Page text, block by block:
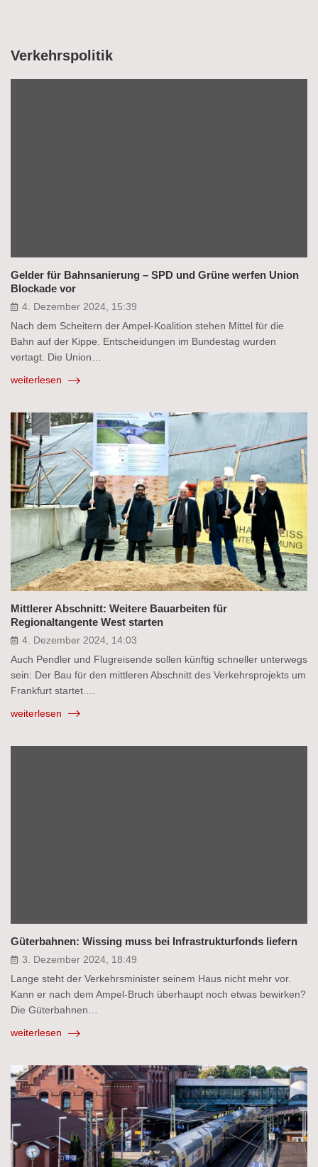
Verkehrspolitik
Gelder für Bahnsanierung – SPD und Grüne werfen Union
Blockade vor
4. Dezember 2024, 15:39
Nach dem Scheitern der Ampel-Koalition stehen Mittel für die
Bahn auf der Kippe. Entscheidungen im Bundestag wurden
vertagt. Die Union…
weiterlesen
Mittlerer Abschnitt: Weitere Bauarbeiten für
Regionaltangente West starten
4. Dezember 2024, 14:03
Auch Pendler und Flugreisende sollen künftig schneller unterwegs
sein: Der Bau für den mittleren Abschnitt des Verkehrsprojekts um
Frankfurt startet.…
weiterlesen
Güterbahnen: Wissing muss bei Infrastrukturfonds liefern
3. Dezember 2024, 18:49
Lange steht der Verkehrsminister seinem Haus nicht mehr vor.
Kann er nach dem Ampel-Bruch überhaupt noch etwas bewirken?
Die Güterbahnen…
weiterlesen